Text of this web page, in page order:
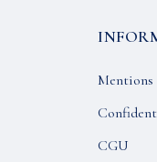
Mentions
CGU